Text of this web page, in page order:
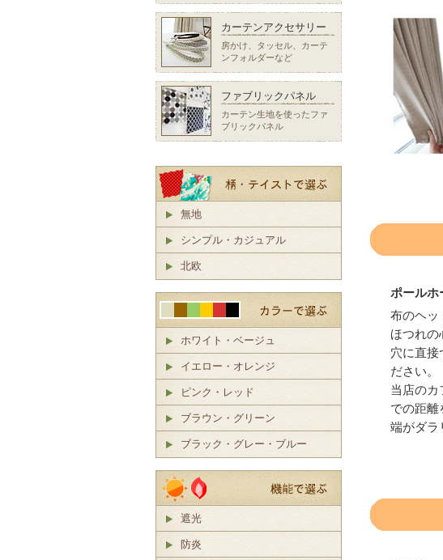
ポールホ
布のヘッ
ほつれの
穴に直接
ださい。
当店のカ
での距離
端がダラ
カーテンアクセサリー
房かけ、タッセル、カーテ
ンフォルダーなど
ファブリックパネル
カーテン生地を使ったファ
ブリックパネル
無地
シンプル・カジュアル
北欧
ホワイト・ベージュ
イエロー・オレンジ
ピンク・レッド
ブラウン・グリーン
ブラック・グレー・ブルー
遮光
防炎